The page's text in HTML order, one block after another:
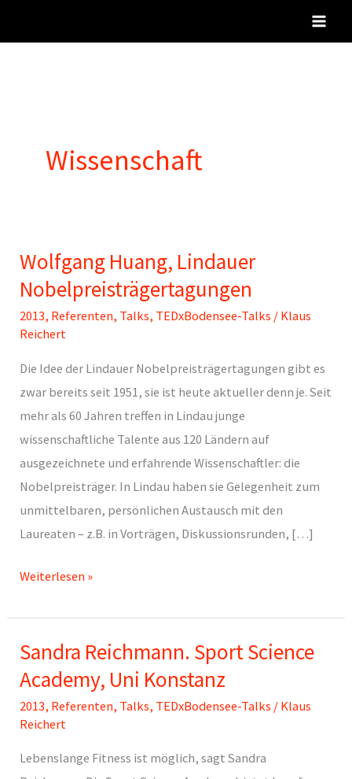
Wissenschaft
Wolfgang Huang, Lindauer
Nobelpreisträgertagungen
2013, Referenten, Talks, TEDxBodensee-Talks / Klaus
Reichert
Die Idee der Lindauer Nobelpreisträgertagungen gibt es
zwar bereits seit 1951, sie ist heute aktueller denn je. Seit
mehr als 60 Jahren treffen in Lindau junge
wissenschaftliche Talente aus 120 Ländern auf
ausgezeichnete und erfahrende Wissenschaftler: die
Nobelpreisträger. In Lindau haben sie Gelegenheit zum
unmittelbaren, persönlichen Austausch mit den
Laureaten – z.B. in Vorträgen, Diskussionsrunden, […]
Wolfgang
Lindauer
Nobelpreisträgertagungen
Weiterlesen »
Sandra Reichmann. Sport Science
Academy, Uni Konstanz
2013, Referenten, Talks, TEDxBodensee-Talks / Klaus
Reichert
Lebenslange Fitness ist möglich, sagt Sandra